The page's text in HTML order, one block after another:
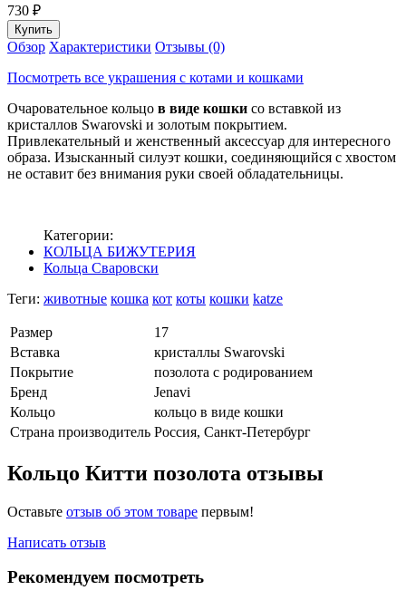
730 ₽
Обзор Характеристики Отзывы (0)
Посмотреть все украшения с котами и кошками
Очаровательное кольцо в виде кошки со вставкой из
кристаллов Swarovski и золотым покрытием.
Привлекательный и женственный аксессуар для интересного
образа. Изысканный силуэт кошки, соединяющийся с хвостом
не оставит без внимания руки своей обладательницы.
Категории:
КОЛЬЦА БИЖУТЕРИЯ
Кольца Сваровски
Теги: животные кошка кот коты кошки katze
Размер
17
Вставка
кристаллы Swarovski
Покрытие
позолота с родированием
Бренд
Jenavi
Кольцо
кольцо в виде кошки
Страна производитель Россия, Санкт-Петербург
Кольцо Китти позолота отзывы
Оставьте отзыв об этом товаре первым!
Написать отзыв
Рекомендуем посмотреть